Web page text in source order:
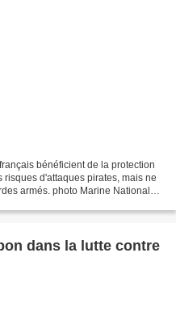
bénéficient de la protection
d'attaques pirates, mais ne
armés. photo Marine Nationale
dans la lutte contre